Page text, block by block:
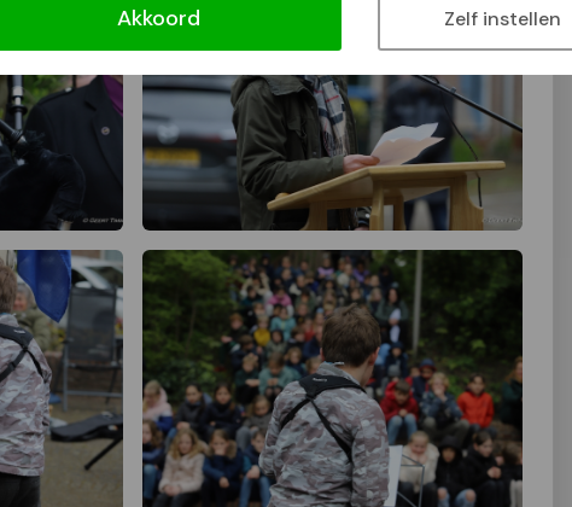
Akkoord Zelf instellen